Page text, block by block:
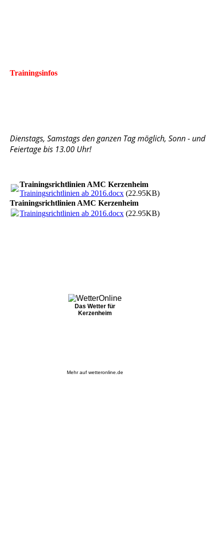
Trainingsinfos
Dienstags, Samstags den ganzen Tag möglich, Sonn - und
Feiertage bis 13.00 Uhr!
Trainingsrichtlinien AMC Kerzenheim
Trainingsrichtlinien ab 2016.docx (22.95KB)
Trainingsrichtlinien AMC Kerzenheim
Trainingsrichtlinien ab 2016.docx (22.95KB)